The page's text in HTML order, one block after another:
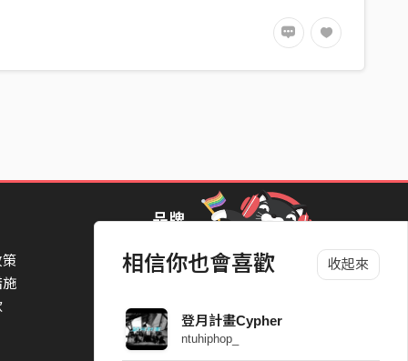
相信你也會喜歡 收起來
登月計畫Cypher
ntuhiphop_
策
施
品牌
StreetVoice Awards 街聲音樂獎
Blow 吹音樂
Packer 派歌
SimpleLife 簡單生活節